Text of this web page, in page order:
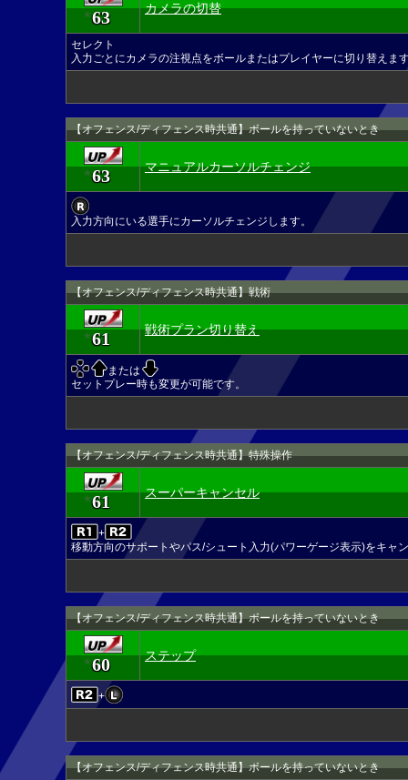
★63 カメラの切替
セレクト
入力ごとにカメラの注視点をボールまたはプレイヤーに切り替えま
【オフェンス/ディフェンス時共通】ボールを持っていないとき
★63 マニュアルカーソルチェンジ
入力方向にいる選手にカーソルチェンジします。
【オフェンス/ディフェンス時共通】戦術
★61 戦術プラン切り替え
または
セットプレー時も変更が可能です。
【オフェンス/ディフェンス時共通】特殊操作
★61 スーパーキャンセル
+
移動方向のサポートやパス/シュート入力(パワーゲージ表示)をキャ
【オフェンス/ディフェンス時共通】ボールを持っていないとき
★60 ステップ
+
【オフェンス/ディフェンス時共通】ボールを持っていないとき